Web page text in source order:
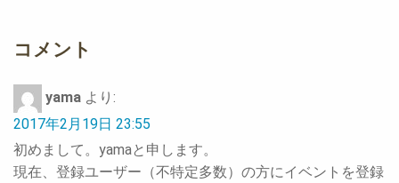
コメント
yama より:
2017年2月19日 23:55
初めまして。yamaと申します。
現在、登録ユーザー（不特定多数）の方にイベントを登録